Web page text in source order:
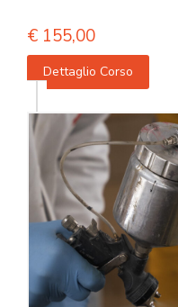
€ 155,00
Dettaglio Corso